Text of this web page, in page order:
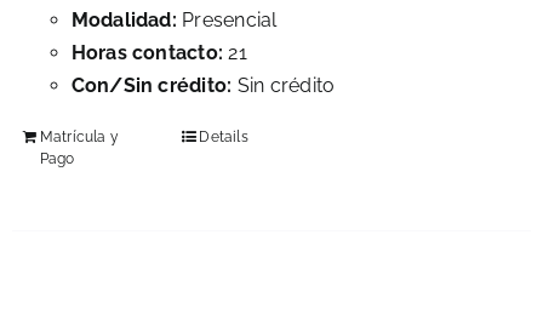
Modalidad: Presencial
Horas contacto: 21
Con/Sin crédito: Sin crédito
Matrícula y
Pago
Details